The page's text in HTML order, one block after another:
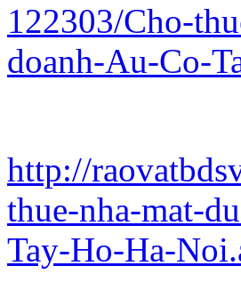
122303/Cho-
doanh-Au-Co-
http://
thue-nha-mat-
Tay-Ho-Ha-